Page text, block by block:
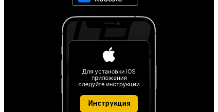
Для установки iOS
приложения
следуйте инструкции
Инструкция